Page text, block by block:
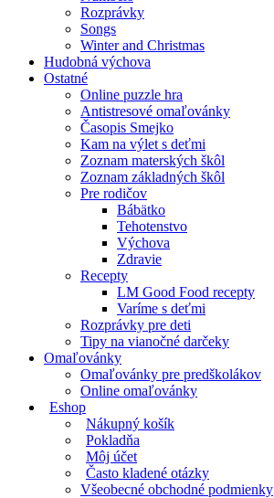
Rozprávky
Songs
Winter and Christmas
Hudobná výchova
Ostatné
Online puzzle hra
Antistresové omaľovánky
Časopis Smejko
Kam na výlet s deťmi
Zoznam materských škôl
Zoznam základných škôl
Pre rodičov
Bábätko
Tehotenstvo
Výchova
Zdravie
Recepty
LM Good Food recepty
Varíme s deťmi
Rozprávky pre deti
Tipy na vianočné darčeky
Omaľovánky
Omaľovánky pre predškolákov
Online omaľovánky
Eshop
Nákupný košík
Pokladňa
Môj účet
Často kladené otázky
Všeobecné obchodné podmienky